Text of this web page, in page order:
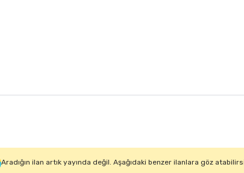
Aradığın ilan artık yayında değil. Aşağıdaki benzer ilanlara göz